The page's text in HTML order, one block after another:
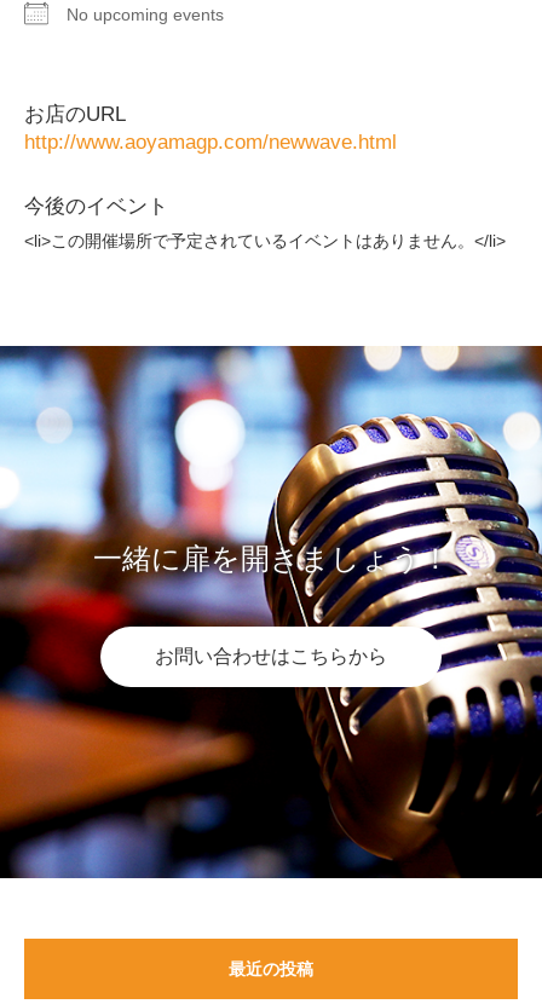
No upcoming events
お店のURL
http://www.aoyamagp.com/newwave.html
今後のイベント
<li>この開催場所で予定されているイベントはありません。</li>
一緒に扉を開きましょう！
お問い合わせはこちらから
最近の投稿